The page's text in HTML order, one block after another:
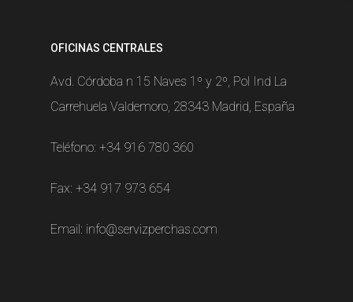
OFICINAS CENTRALES
Avd. Córdoba n 15 Naves 1º y 2º, Pol Ind La
Carrehuela Valdemoro, 28343 Madrid, España
Teléfono: +34 916 780 360
Fax: +34 917 973 654
Email: info@servizperchas.com